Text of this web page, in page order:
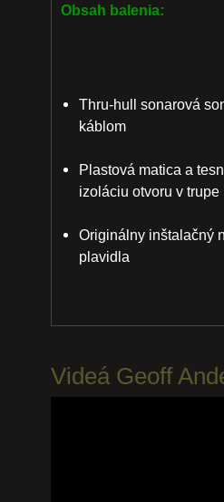
Obsah balenia:
Thru-hull sonarová
káblom
Plastová matica a
izoláciu otvoru v trupe
Originálny inštalačný
plavidla
Videá Geoff